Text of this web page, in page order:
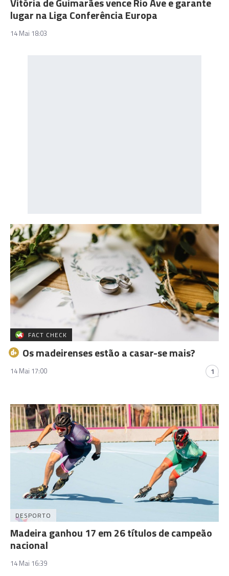
lugar na Liga Conferência Europa
14 Mai 18:03
FACT CHECK
Os madeirenses estão a casar-se mais?
14 Mai 17:00 1
DESPORTO
Madeira ganhou 17 em 26 títulos de campeão
nacional
14 Mai 16:39